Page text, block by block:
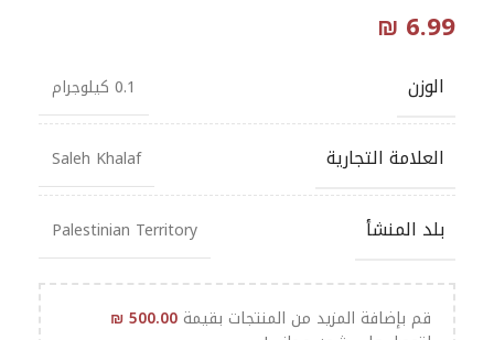
₪ 6.99
الوزن 0.1 كيلوجرام
العلامة التجارية Saleh Khalaf
بلد المنشأ Palestinian Territory
قم بإضافة المزيد من المنتجات بقيمة ₪500.00